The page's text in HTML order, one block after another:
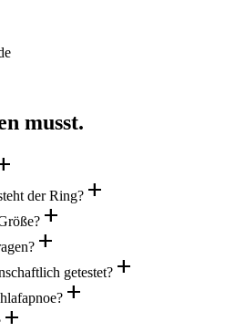
musst.
der Ring?add
add
add
getestet?add
add
add